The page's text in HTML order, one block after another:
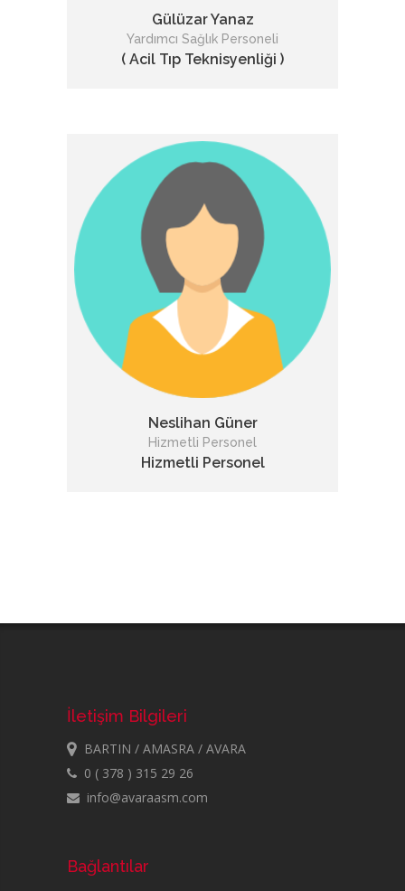
Gülüzar Yanaz
Yardımcı Sağlık Personeli
( Acil Tıp Teknisyenliği )
Neslihan Güner
Hizmetli Personel
Hizmetli Personel
İletişim Bilgileri
BARTIN / AMASRA / AVARA
0 ( 378 ) 315 29 26
info@avaraasm.com
Bağlantılar